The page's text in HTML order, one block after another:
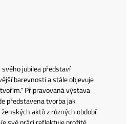
jubilea představí
barevnosti a stále objevuje
Připravovaná výstava
představena tvorba jak
aktů z různých období.